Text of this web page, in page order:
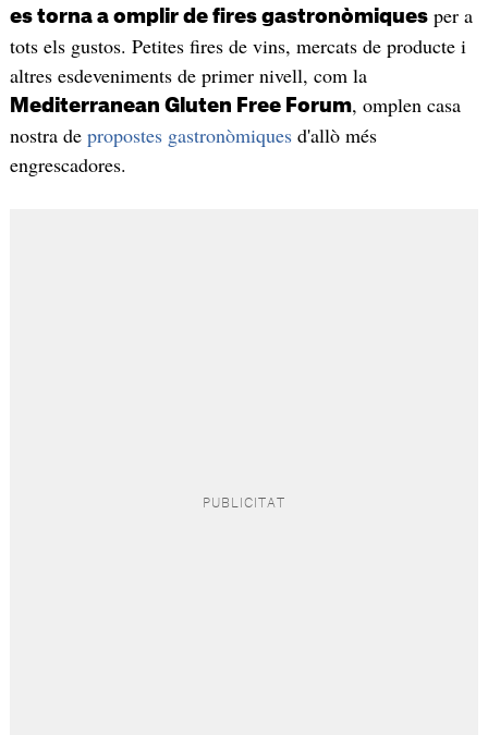
es torna a omplir de fires gastronòmiquesper a
tots els gustos. Petites fires de vins, mercats de producte i
altres esdeveniments de primer nivell, com la
Mediterranean Gluten Free Forum, omplen casa
nostra de propostes gastronòmiquesd'allò més
engrescadores.